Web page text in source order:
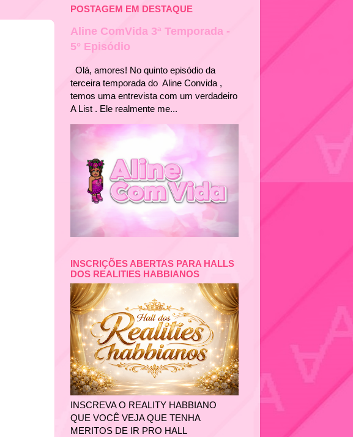
POSTAGEM EM DESTAQUE
Aline ComVida 3ª Temporada -
5° Episódio
Olá, amores! No quinto episódio da
terceira temporada do Aline Convida ,
temos uma entrevista com um verdadeiro
A List . Ele realmente me...
INSCRIÇÕES ABERTAS PARA HALLS
DOS REALITIES HABBIANOS
INSCREVA O REALITY HABBIANO
QUE VOCÊ VEJA QUE TENHA
MERITOS DE IR PRO HALL